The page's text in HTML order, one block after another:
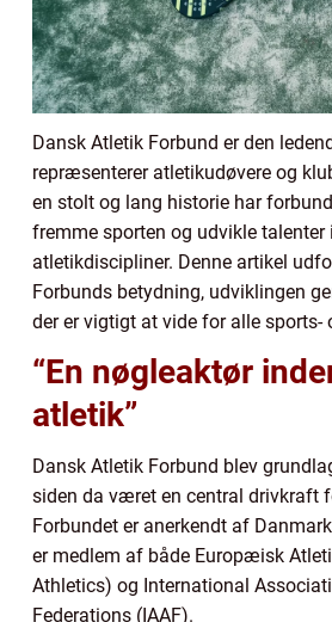
Dansk Atletik Forbund er den
repræsenterer atletikudøvere og
en stolt og lang historie har
fremme sporten og udvikle talenter
atletikdiscipliner. Denne artikel
Forbunds betydning, udviklingen
der er vigtigt at vide for alle sports-
“En nøgleaktør
atletik”
Dansk Atletik Forbund blev
siden da været en central drivkraft
Forbundet er anerkendt af
er medlem af både Europæisk
Athletics) og International
Federations (IAAF).